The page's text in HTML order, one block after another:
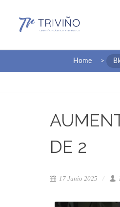
Home >
DE 2
17 Junio 2025